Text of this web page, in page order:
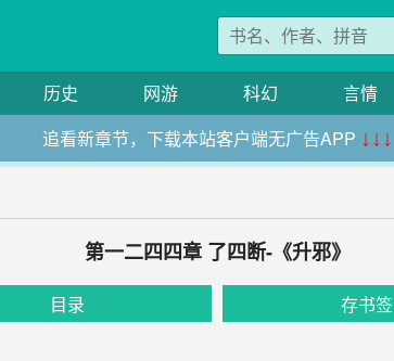
历史 网游 科幻 言情
追看新章节，下载本站客户端无广告APP ↓↓↓
第一二四四章 了四断-《升邪》
目录 存书签